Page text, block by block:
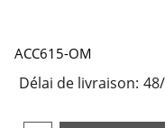
ACC615-OM
Délai de livraison: